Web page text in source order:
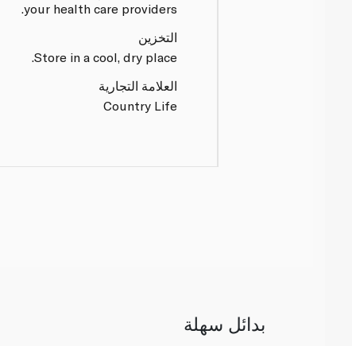
your health care providers.
التخزين
Store in a cool, dry place.
العلامة التجارية
Country Life
بدائل سهلة